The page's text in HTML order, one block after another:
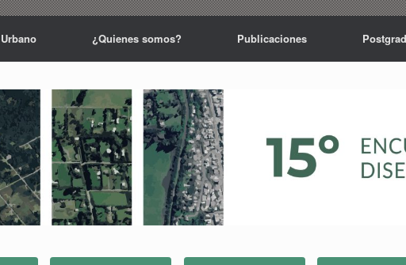
¿Quienes somos? Publicaciones